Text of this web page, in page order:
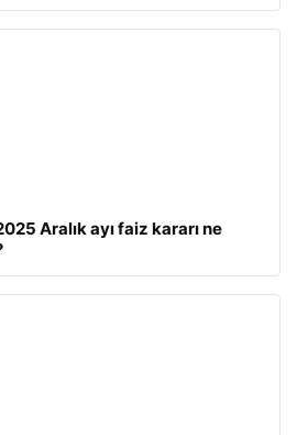
Aralık ayı faiz kararı ne